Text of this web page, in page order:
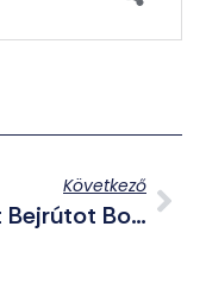
Következő
Ismét Bejrútot Bombázta Izrael